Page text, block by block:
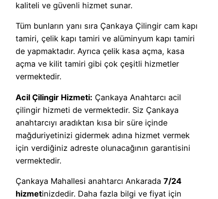
kaliteli ve güvenli hizmet sunar.
Tüm bunların yanı sıra Çankaya Çilingir cam kapı
tamiri, çelik kapı tamiri ve alüminyum kapı tamiri
de yapmaktadır. Ayrıca çelik kasa açma, kasa
açma ve kilit tamiri gibi çok çeşitli hizmetler
vermektedir.
Acil Çilingir Hizmeti: Çankaya Anahtarcı acil
çilingir hizmeti de vermektedir. Siz Çankaya
anahtarcıyı aradıktan kısa bir süre içinde
mağduriyetinizi gidermek adına hizmet vermek
için verdiğiniz adreste olunacağının garantisini
vermektedir.
Çankaya Mahallesi anahtarcı Ankarada 7/24
hizmetinizdedir. Daha fazla bilgi ve fiyat için